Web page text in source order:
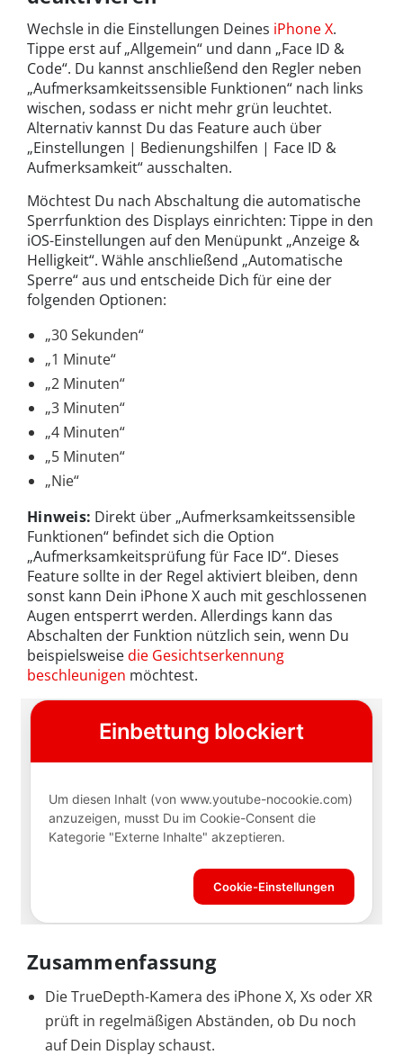
Wechsle in die Einstellungen Deines iPhone X.
Tippe erst auf „Allgemein“ und dann „Face ID &
Code“. Du kannst anschließend den Regler neben
„Aufmerksamkeitssensible Funktionen“ nach links
wischen, sodass er nicht mehr grün leuchtet.
Alternativ kannst Du das Feature auch über
„Einstellungen | Bedienungshilfen | Face ID &
Aufmerksamkeit“ ausschalten.
Möchtest Du nach Abschaltung die automatische
Sperrfunktion des Displays einrichten: Tippe in den
iOS-Einstellungen auf den Menüpunkt „Anzeige &
Helligkeit“. Wähle anschließend „Automatische
Sperre“ aus und entscheide Dich für eine der
folgenden Optionen:
„30 Sekunden“
„1 Minute“
„2 Minuten“
„3 Minuten“
„4 Minuten“
„5 Minuten“
„Nie“
Hinweis: Direkt über „Aufmerksamkeitssensible
Funktionen“ befindet sich die Option
„Aufmerksamkeitsprüfung für Face ID“. Dieses
Feature sollte in der Regel aktiviert bleiben, denn
sonst kann Dein iPhone X auch mit geschlossenen
Augen entsperrt werden. Allerdings kann das
Abschalten der Funktion nützlich sein, wenn Du
beispielsweisedie Gesichtserkennung
beschleunigen möchtest.
Zusammenfassung
Die TrueDepth-Kamera des iPhone X, Xs oder XR
prüft in regelmäßigen Abständen, ob Du noch
auf Dein Display schaust.